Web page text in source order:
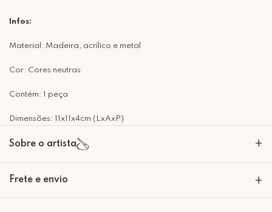
Infos:
Material: Madeira, acrílico e metal
Cor: Cores neutras
Contém: 1 peça
Dimensões: 11x11x4cm (LxAxP)
Sobre o artista +
Eliana e Marcia são duas amigas que desde sempre, faziam "arte".
Frete e envio +